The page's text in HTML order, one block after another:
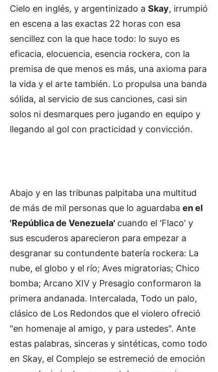
Cielo en inglés, y argentinizado a Skay, irrumpió
en escena a las exactas 22 horas con esa
sencillez con la que hace todo: lo suyo es
eficacia, elocuencia, esencia rockera, con la
premisa de que menos es más, una axioma para
la vida y el arte también. Lo propulsa una banda
sólida, al servicio de sus canciones, casi sin
solos ni desmarques pero jugando en equipo y
llegando al gol con practicidad y convicción.
Abajo y en las tribunas palpitaba una multitud
de más de mil personas que lo aguardaba en el
'República de Venezuela' cuando el 'Flaco' y
sus escuderos aparecieron para empezar a
desgranar su contundente batería rockera: La
nube, el globo y el río; Aves migratorias; Chico
bomba; Arcano XIV y Presagio conformaron la
primera andanada. Intercalada, Todo un palo,
clásico de Los Redondos que el violero ofreció
"en homenaje al amigo, y para ustedes". Ante
estas palabras, sinceras y sintéticas, como todo
en Skay, el Complejo se estremeció de emoción